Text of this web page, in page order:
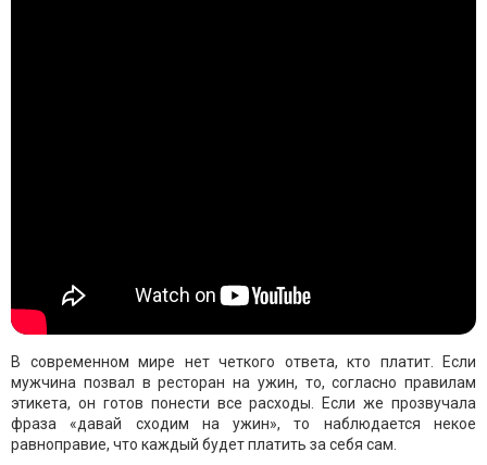
В современном мире нет четкого ответа, кто платит. Если
мужчина позвал в ресторан на ужин, то, согласно правилам
этикета, он готов понести все расходы. Если же прозвучала
фраза «давай сходим на ужин», то наблюдается некое
равноправие, что каждый будет платить за себя сам.